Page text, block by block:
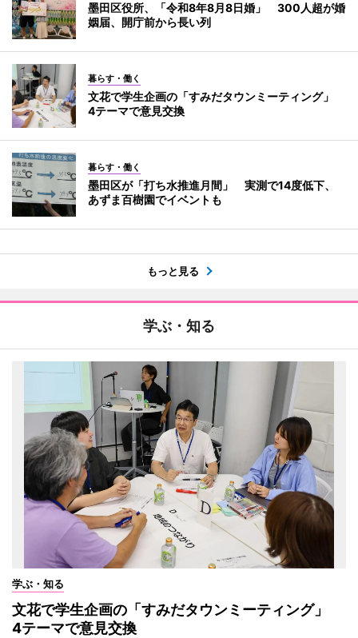
墨田区役所、「令和8年8月8日婚」 300人超が婚
姻届、開庁前から長い列
暮らす・働く
文花で学生企画の「すみだタウンミーティング」
4テーマで意見交換
暮らす・働く
墨田区が「打ち水推進月間」 実測で14度低下、
あずま百樹園でイベントも
もっと見る
学ぶ・知る
学ぶ・知る
文花で学生企画の「すみだタウンミーティング」
4テーマで意見交換